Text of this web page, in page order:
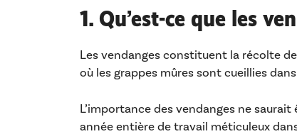
1. Qu’est-ce que les
Les vendanges constituent la récolte
où les grappes mûres sont cueillies
L’importance des vendanges ne
année entière de travail méticuleux